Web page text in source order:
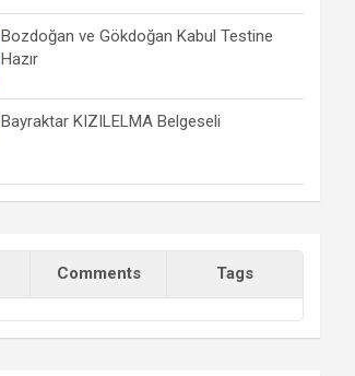
Bozdoğan ve Gökdoğan Kabul Testine
Hazır
Bayraktar KIZILELMA Belgeseli
Comments Tags